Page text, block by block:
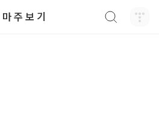
마 주 보 기